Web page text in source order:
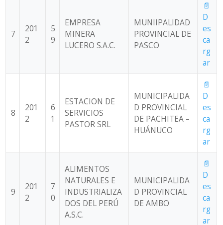
7
201
2
5
9
EMPRESA
MINERA
LUCERO S.A.C.
MUNIIPALIDAD
PROVINCIAL DE
PASCO
📄
D
es
ca
rg
ar
8
201
2
6
1
ESTACION DE
SERVICIOS
PASTOR SRL
MUNICIPALIDA
D PROVINCIAL
DE PACHITEA –
HUÁNUCO
📄
D
es
ca
rg
ar
9
201
2
7
0
ALIMENTOS
NATURALES E
INDUSTRIALIZA
DOS DEL PERÚ
A.S.C.
MUNICIPALIDA
D PROVINCIAL
DE AMBO
📄
D
es
ca
rg
ar